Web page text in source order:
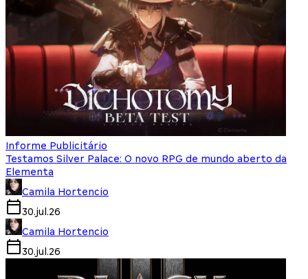
Informe Publicitário
Testamos Silver Palace: O novo RPG de mundo aberto da
Elementa
Camila Hortencio
30.jul.26
Camila Hortencio
30.jul.26